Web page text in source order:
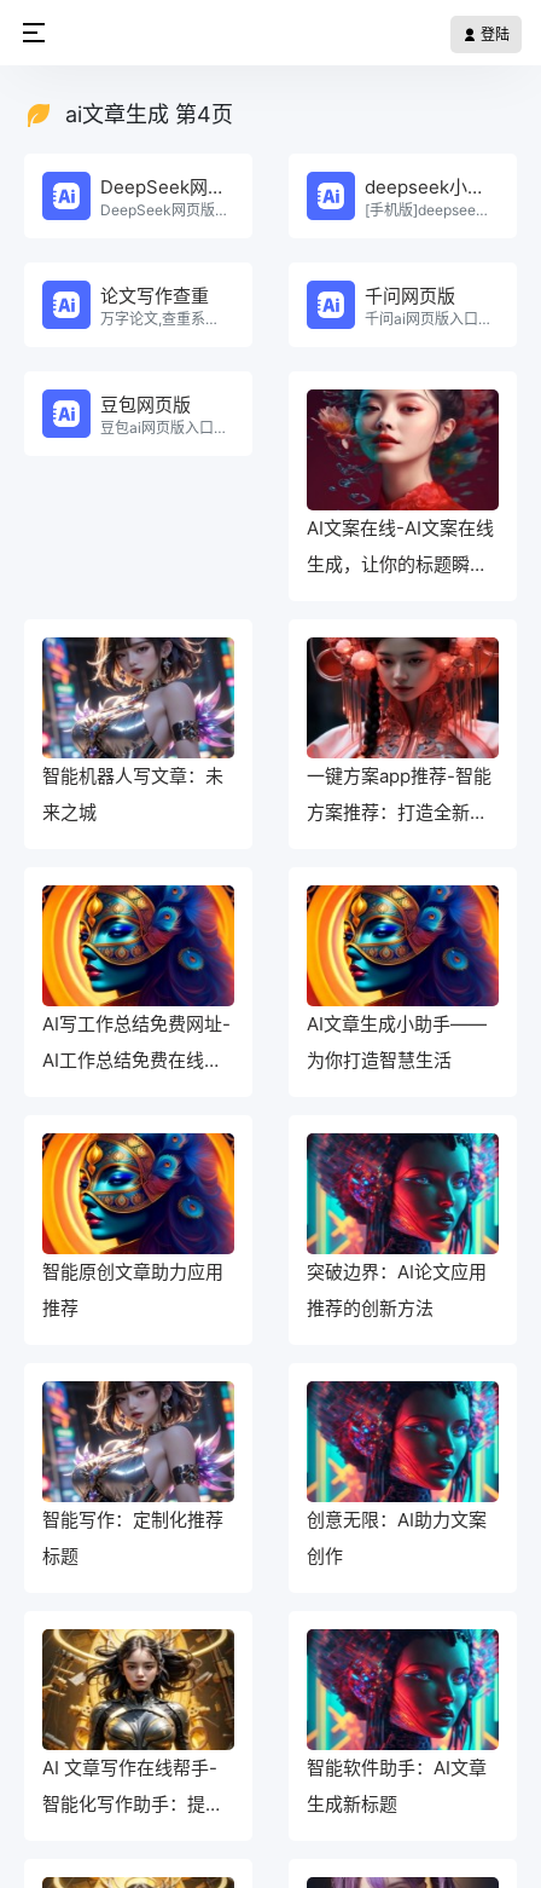
登陆
ai文章生成 第4页
DeepSeek网页版
DeepSeek网页版在线免费体验。
deepseek小程序
[手机版]deepseek小程序在线使用。
论文写作查重
万字论文,查重系统，Ai一键生成原创论文，权威查重系统，论文生成，论文写作，论文查重，论文致谢，论文。
千问网页版
千问ai网页版入口在线使用。
豆包网页版
豆包ai网页版入口在线使用。
AI文案在线-AI文案在线
生成，让你的标题瞬间
智能机器人写文章：未
来之城
一键方案app推荐-智能
方案推荐：打造全新一
AI写工作总结免费网址-
AI工作总结免费在线生
AI文章生成小助手——
为你打造智慧生活
智能原创文章助力应用
推荐
突破边界：AI论文应用
推荐的创新方法
智能写作：定制化推荐
标题
创意无限：AI助力文案
创作
AI 文章写作在线帮手-
智能化写作助手：提高
智能软件助手：AI文章
生成新标题